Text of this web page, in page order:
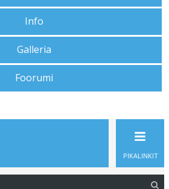
Info
Galleria
Foorumi
PIKALINKIT